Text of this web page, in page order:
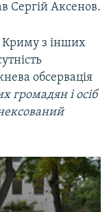
Сергій Аксенов.
Криму з інших
обсервація
громадян і осіб